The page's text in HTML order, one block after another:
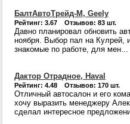
БалтАвтоТрейд-М, Geely
Рейтинг: 3.67 Отзывов: 83 шт.
Давно планировал обновить
ноября. Выбор пал на Кулрей,
знакомые по работе, для мен...
Дактор Отрадное, Haval
Рейтинг: 4.48 Отзывов: 170 шт.
Отличный автосалон и его
хочу выразить менеджеру
сделал интересное